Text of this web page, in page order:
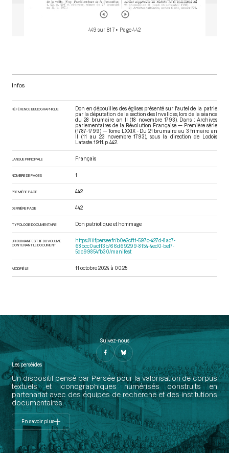
449 sur 817 • Page 442
Infos
RÉFÉRENCE BIBLIOGRAPHIQUE
Don en dépouilles des églises présenté sur l'autel de la patrie
par la députation de la section des Invalides, lors de la séance
du 28 brumaire an II (18 novembre 1793). Dans : Archives
parlementaires de la Révolution Française — Première série
(1787-1799) — Tome LXXIX - Du 21 brumaire au 3 frimaire an
II (11 au 23 novembre 1793) , sous la direction de Lodoïs
Lataste. 1911. p. 442.
LANGUE PRINCIPALE Français
NOMBRE DE PAGES 1
PREMIÈRE PAGE 442
DERNIÈRE PAGE 442
TYPOLOGIE DOCUMENTAIRE Don patriotique et hommage
URI DU MANIFEST IIIF DU VOLUME
CONTENANT LE DOCUMENT
https://iiif.persee.fr/b0e2cf11-597c-427d-8ac7-
68bcc0acf13b/66d69299-8154-4ed0-bef7-
5dc99854fb30/manifest
MODIFIÉ LE 11 octobre 2024 à 00:25
Suivez-nous
Les perséides
Un dispositif pensé par Persée pour la valorisation de corpus
textuels et iconographiques numérisés construits en
partenariat avec des équipes de recherche et des institutions
documentaires.
En savoir plus